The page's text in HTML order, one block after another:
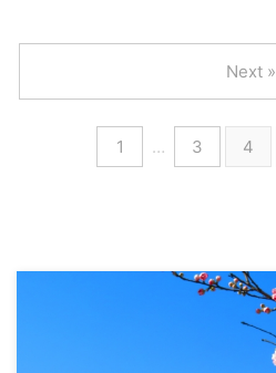
1 … 3 4
Next »